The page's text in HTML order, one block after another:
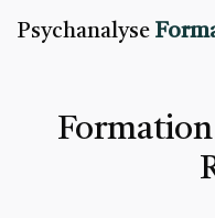
Psychanalyse
Formation